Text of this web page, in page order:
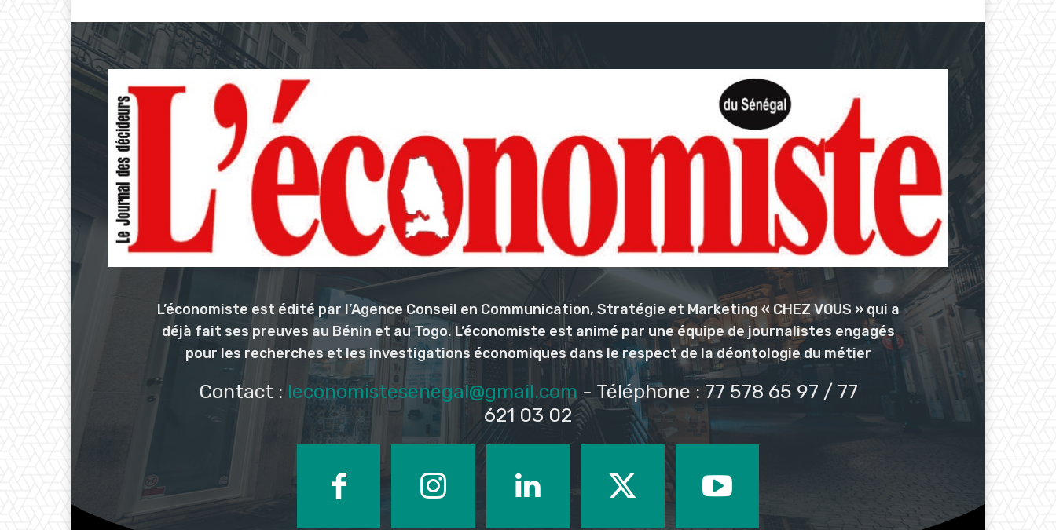
L’économiste est édité par l’Agence Conseil en Communication, Stratégie et Marketing « CHEZ VOUS » qui a
déjà fait ses preuves au Bénin et au Togo. L’économiste est animé par une équipe de journalistes engagés
pour les recherches et les investigations économiques dans le respect de la déontologie du métier
Contact : leconomistesenegal@gmail.com - Téléphone : 77 578 65 97 / 77
621 03 02